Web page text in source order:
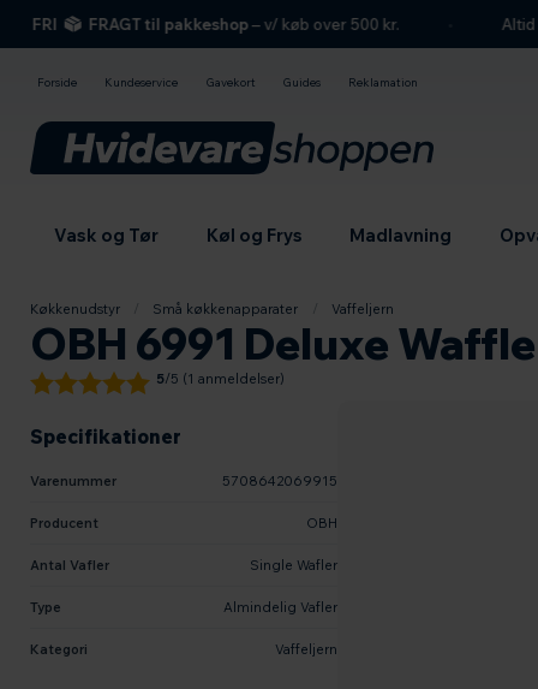
FRI FRAGT til pakkeshop– v/ køb over 500 kr. Altid
Forside Kundeservice Gavekort Guides Reklamation
Vask og Tør Køl og Frys Madlavning
Køkkenudstyr Små køkkenapparater Vaffeljern
OBH 6991 Deluxe
5/5 (1 anmeldelser)
Specifikationer
Varenummer 5708642069915
Producent OBH
Antal Vafler Single Wafler
Type Almindelig Vafler
Kategori Vaffeljern